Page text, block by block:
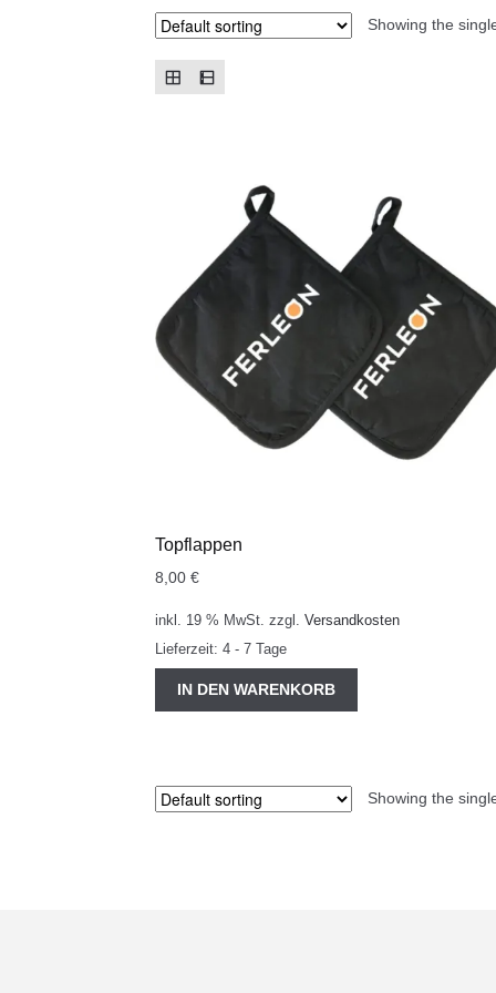
Showing the
Topflappen
8,00€
inkl. 19 % MwSt. zzgl.Versandkosten
Lieferzeit:4 - 7 Tage
IN DEN WARENKORB
Showing the